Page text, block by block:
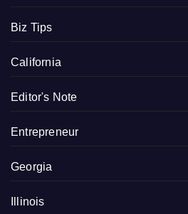
Biz Tips
California
Editor's Note
Entrepreneur
Georgia
Illinois